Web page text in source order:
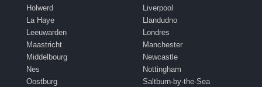
Holwerd
La Haye
Leeuwarden
Maastricht
Middelbourg
Nes
Oostburg
Liverpool
Llandudno
Londres
Manchester
Newcastle
Nottingham
Saltburn-by-the-Sea